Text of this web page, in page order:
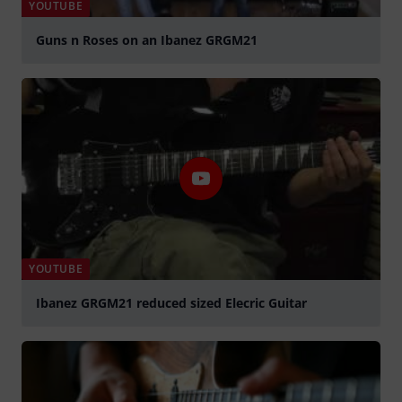
YOUTUBE
Guns n Roses on an Ibanez GRGM21
YOUTUBE
Ibanez GRGM21 reduced sized Elecric Guitar